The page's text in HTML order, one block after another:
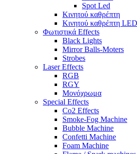
Spot Led
Κινητού καθρέπτη
Κινητού καθρέπτη LED
Φωτιστικά Effects
Black Lights
Mirror Balls-Moters
Strobes
Laser Effects
RGB
RGY
Μονόχρωμα
Special Effects
Co2 Effects
Smoke-Fog Machine
Bubble Machine
Confetti Machine
Foam Machine